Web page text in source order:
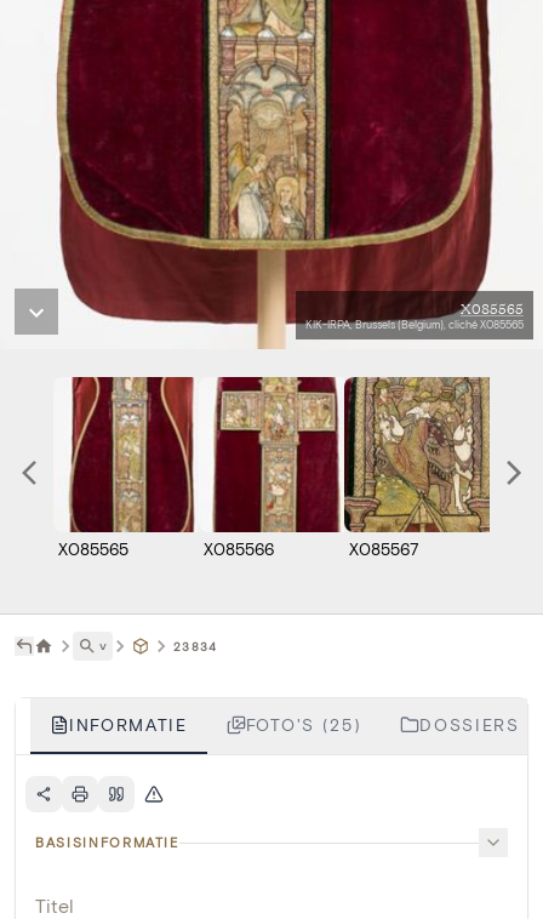
X085565
KIK-IRPA, Brussels (Belgium), cliché X085565
X085565 X085566 X085567
˅ 23834
INFORMATIE FOTO'S (25) DOSSIERS
BASISINFORMATIE
Titel